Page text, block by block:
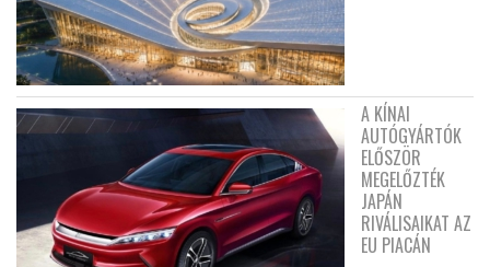
A KÍNAI
AUTÓGYÁRTÓK
ELŐSZÖR
MEGELŐZTÉK
JAPÁN
RIVÁLISAIKAT AZ
EU PIACÁN